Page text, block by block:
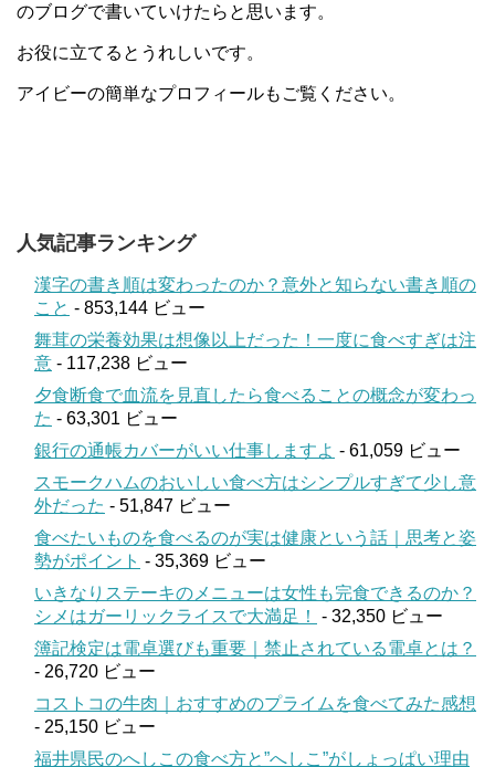
のブログで書いていけたらと思います。
お役に立てるとうれしいです。
アイビーの簡単なプロフィールもご覧ください。
人気記事ランキング
漢字の書き順は変わったのか？意外と知らない書き順の
こと - 853,144 ビュー
舞茸の栄養効果は想像以上だった！一度に食べすぎは注
意 - 117,238 ビュー
夕食断食で血流を見直したら食べることの概念が変わっ
た - 63,301 ビュー
銀行の通帳カバーがいい仕事しますよ - 61,059 ビュー
スモークハムのおいしい食べ方はシンプルすぎて少し意
外だった - 51,847 ビュー
食べたいものを食べるのが実は健康という話｜思考と姿
勢がポイント - 35,369 ビュー
いきなりステーキのメニューは女性も完食できるのか？
シメはガーリックライスで大満足！
- 32,350 ビュー
簿記検定は電卓選びも重要｜禁止されている電卓とは？
- 26,720 ビュー
コストコの牛肉｜おすすめのプライムを食べてみた感想
- 25,150 ビュー
福井県民のへしこの食べ方と”へしこ”がしょっぱい理由